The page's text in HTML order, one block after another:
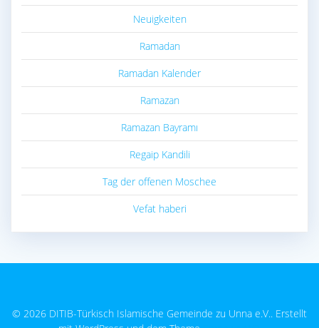
Neuigkeiten
Ramadan
Ramadan Kalender
Ramazan
Ramazan Bayramı
Regaip Kandili
Tag der offenen Moschee
Vefat haberi
© 2026 DITIB-Türkisch Islamische Gemeinde zu Unna e.V.. Erstellt